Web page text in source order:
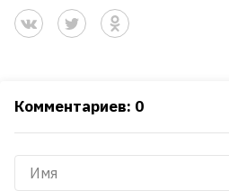
Комментариев: 0